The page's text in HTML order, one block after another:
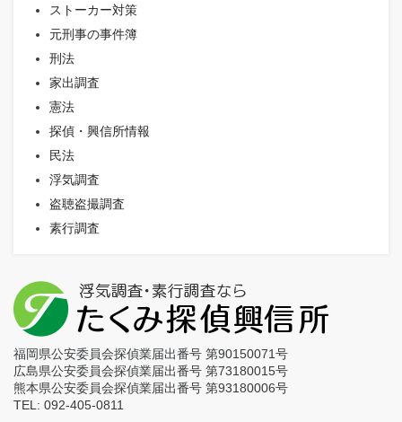
ストーカー対策
元刑事の事件簿
刑法
家出調査
憲法
探偵・興信所情報
民法
浮気調査
盗聴盗撮調査
素行調査
福岡県公安委員会探偵業届出番号 第90150071号
広島県公安委員会探偵業届出番号 第73180015号
熊本県公安委員会探偵業届出番号 第93180006号
TEL: 092-405-0811